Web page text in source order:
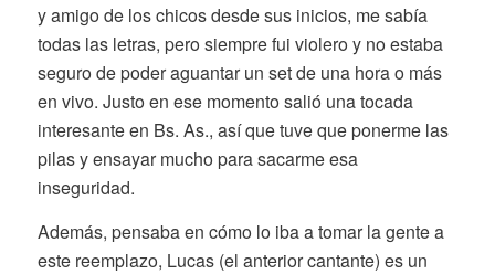
y amigo de los chicos desde sus inicios, me sabía
todas las letras, pero siempre fui violero y no estaba
seguro de poder aguantar un set de una hora o más
en vivo. Justo en ese momento salió una tocada
interesante en Bs. As., así que tuve que ponerme las
pilas y ensayar mucho para sacarme esa
inseguridad.
Además, pensaba en cómo lo iba a tomar la gente a
este reemplazo, Lucas (el anterior cantante) es un